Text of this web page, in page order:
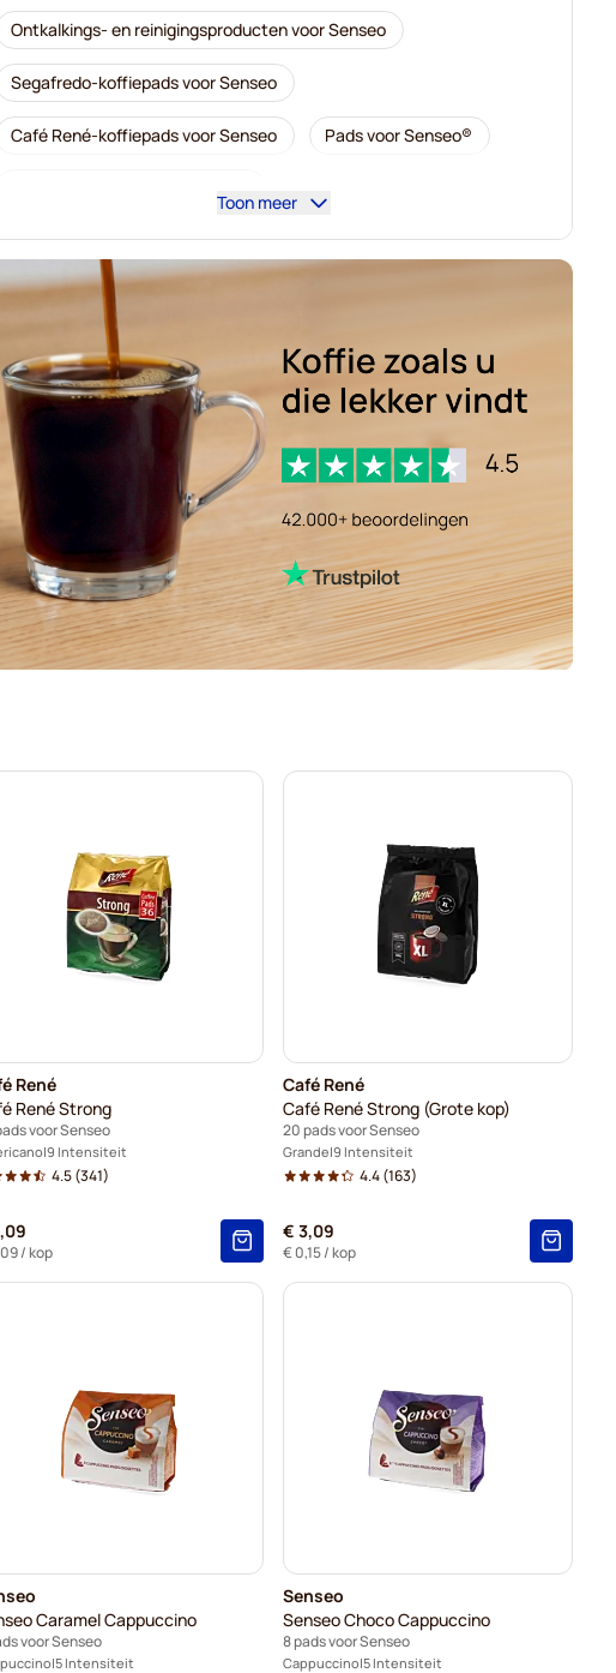
Ontkalkings- en reinigingsproducten voor Senseo
Segafredo-koffiepads voor Senseo
Café René-koffiepads voor Senseo Pads voor Senseo®
Friele-koffiepads voor Senseo
Marcilla-koffiepads voor Senseo
Kaffekapslen voor Senseo®
Toon meer
René
René Strong
voor Senseo
9 Intensiteit
4.5(341)
/ kop
Café René
Café René Strong (Grote kop)
20 pads voor Senseo
Grande 9 Intensiteit
4.4(163)
€ 3,09
€ 0,15/ kop
Caramel Cappuccino
voor Senseo
5 Intensiteit
Senseo
Senseo Choco Cappuccino
8 pads voor Senseo
Cappuccino 5 Intensiteit